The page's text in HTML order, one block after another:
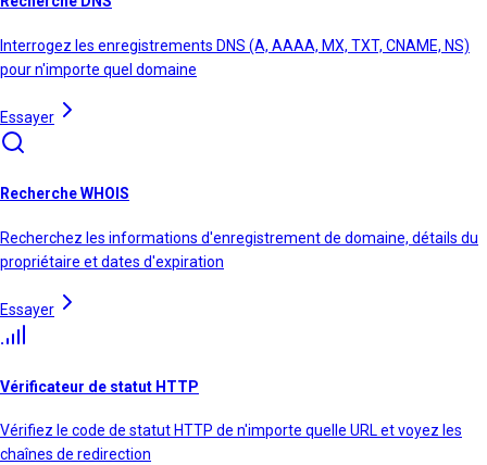
Interrogez les enregistrements DNS (A, AAAA, MX, TXT, CNAME, NS)
pour n'importe quel domaine
Essayer
Recherche WHOIS
Recherchez les informations d'enregistrement de domaine, détails du
propriétaire et dates d'expiration
Essayer
Vérificateur de statut HTTP
Vérifiez le code de statut HTTP de n'importe quelle URL et voyez les
chaînes de redirection